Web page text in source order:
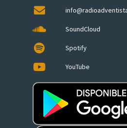
SoundCloud
Spotify
YouTube